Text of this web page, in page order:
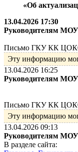
«Об
13.04.2026 17:30
Руководителям
Письмо ГКУ КК ЦОКО
Эту информацию
13.04.2026 16:25
Руководителям
Письмо ГКУ КК ЦОКО
Эту информацию
13.04.2026 09:13
Руководителям
В разделе сайта: